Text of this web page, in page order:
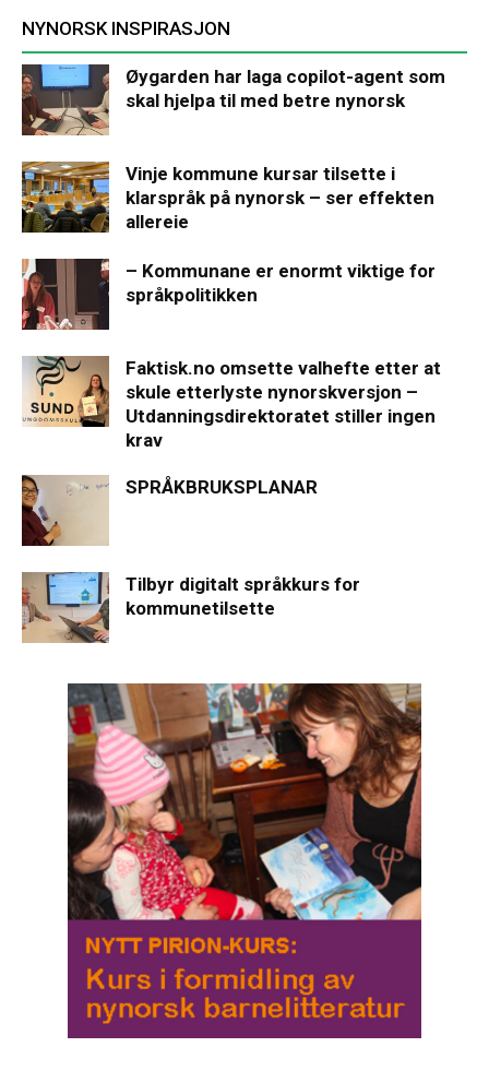
NYNORSK INSPIRASJON
Øygarden har laga copilot-agent som
skal hjelpa til med betre nynorsk
Vinje kommune kursar tilsette i
klarspråk på nynorsk – ser effekten
allereie
– Kommunane er enormt viktige for
språkpolitikken
Faktisk.no omsette valhefte etter at
skule etterlyste nynorskversjon –
Utdanningsdirektoratet stiller ingen
krav
SPRÅKBRUKSPLANAR
Tilbyr digitalt språkkurs for
kommunetilsette